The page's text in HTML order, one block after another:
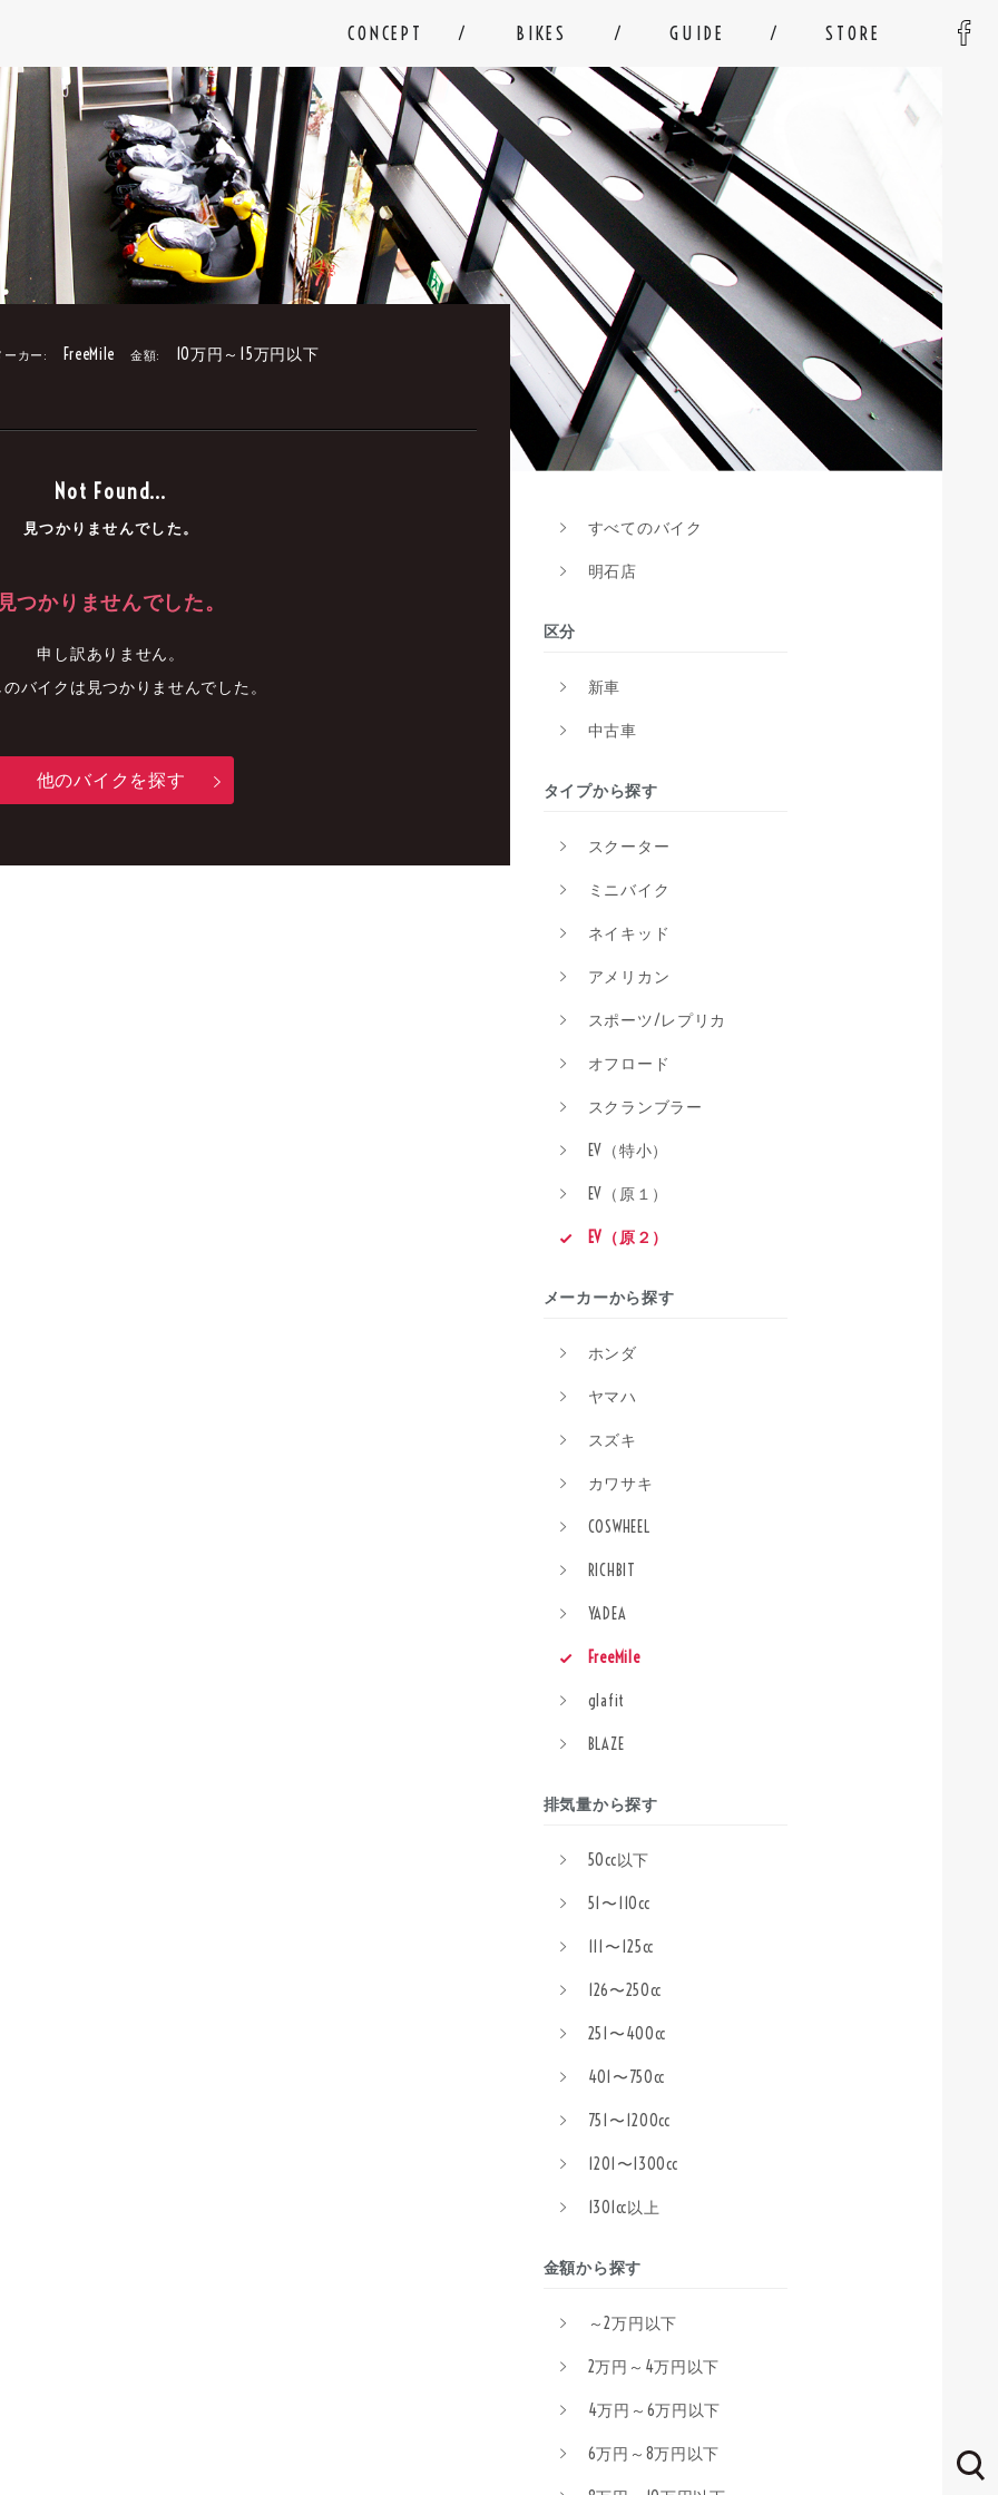
CONCEPT BIKES GUIDE STORE
ーカー: FreeMile 金額: 10万円～15万円以下
Not Found...
見つかりませんでした。
見つかりませんでした。
申し訳ありません。
バイクは見つかりませんでした。
他のバイクを探す
すべてのバイク
明石店
区分
新車
中古車
タイプから探す
スクーター
ミニバイク
ネイキッド
アメリカン
スポーツ/レプリカ
オフロード
スクランブラー
EV（特小）
EV（原１）
EV（原２）
メーカーから探す
ホンダ
ヤマハ
スズキ
カワサキ
COSWHEEL
RICHBIT
YADEA
FreeMile
glafit
BLAZE
排気量から探す
50cc以下
51〜110cc
111〜125cc
126〜250cc
251〜400cc
401〜750cc
751〜1200cc
1201〜1300cc
1301cc以上
金額から探す
～2万円以下
2万円～4万円以下
4万円～6万円以下
6万円～8万円以下
中古車